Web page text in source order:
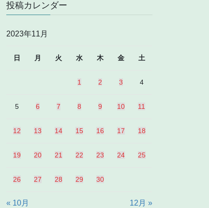
投稿カレンダー
2023年11月
日 月 火 水 木 金 土
1 2 3 4
5 6 7 8 9 10 11
12 13 14 15 16 17 18
19 20 21 22 23 24 25
26 27 28 29 30
« 10月 12月 »